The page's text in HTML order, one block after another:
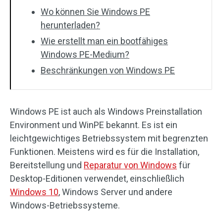
Wo können Sie Windows PE
herunterladen?
Wie erstellt man ein bootfähiges
Windows PE-Medium?
Beschränkungen von Windows PE
Windows PE ist auch als Windows Preinstallation
Environment und WinPE bekannt. Es ist ein
leichtgewichtiges Betriebssystem mit begrenzten
Funktionen. Meistens wird es für die Installation,
Bereitstellung und Reparatur von Windows für
Desktop-Editionen verwendet, einschließlich
Windows 10, Windows Server und andere
Windows-Betriebssysteme.